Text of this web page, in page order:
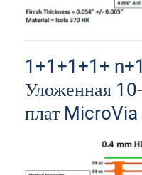
1+1+1+1+
Уложенная
плат MicroVia